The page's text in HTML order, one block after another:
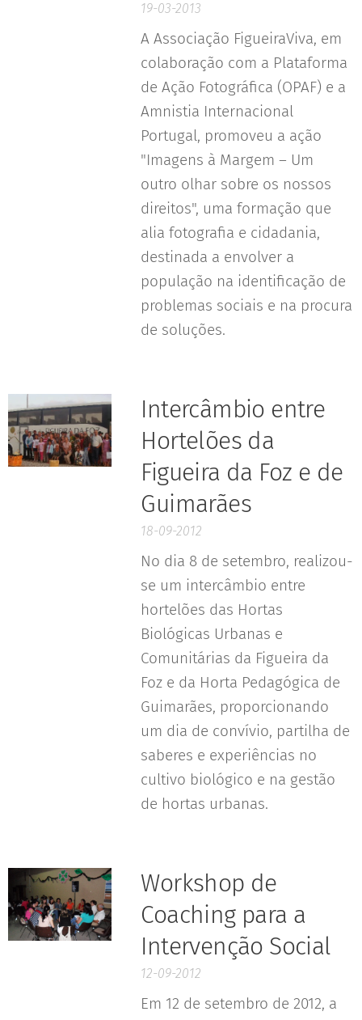
19-03-2013
A Associação FigueiraViva, em
colaboração com a Plataforma
de Ação Fotográfica (OPAF) e a
Amnistia Internacional
Portugal, promoveu a ação
"Imagens à Margem – Um
outro olhar sobre os nossos
direitos", uma formação que
alia fotografia e cidadania,
destinada a envolver a
população na identificação de
problemas sociais e na procura
de soluções.
Intercâmbio entre
Hortelões da
Figueira da Foz e de
Guimarães
18-09-2012
No dia 8 de setembro, realizou-
se um intercâmbio entre
hortelões das Hortas
Biológicas Urbanas e
Comunitárias da Figueira da
Foz e da Horta Pedagógica de
Guimarães, proporcionando
um dia de convívio, partilha de
saberes e experiências no
cultivo biológico e na gestão
de hortas urbanas.
Workshop de
Coaching para a
Intervenção Social
12-09-2012
Em 12 de setembro de 2012, a